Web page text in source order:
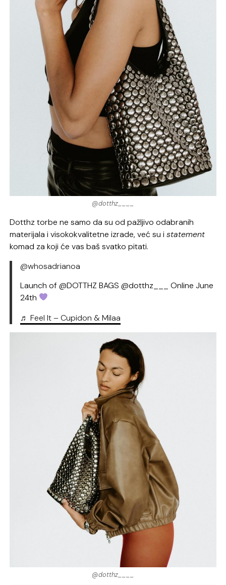
@dotthz____
Dotthz torbe ne samo da su od pažljivo odabranih
materijala i visokokvalitetne izrade, već su istatement
komad za koji će vas baš svatko pitati.
@whosadrianoa
Launch of @DOTTHZ BAGS @dotthz___ Online June
24th
♬ Feel It – Cupidon & Milaa
@dotthz____